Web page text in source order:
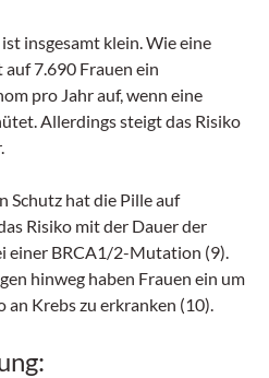
insgesamt klein. Wie eine
7.690 Frauen ein
pro Jahr auf, wenn eine
Allerdings steigt das Risiko
Schutz hat die Pille auf
Risiko mit der Dauer der
einer BRCA1/2-Mutation (9).
hinweg haben Frauen ein um
Krebs zu erkranken (10).